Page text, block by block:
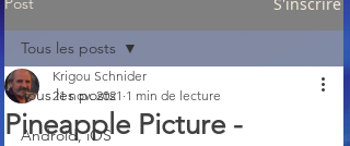
Tous les posts
Android, iOS
Tous les posts
Pineapple Picture -
Krigou Schnider
21 nov. 2021 1 min de lecture